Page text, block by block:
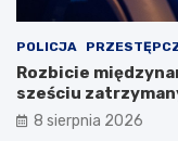
POLICJA
Rozbicie
sześciu
8 sierpnia 2026